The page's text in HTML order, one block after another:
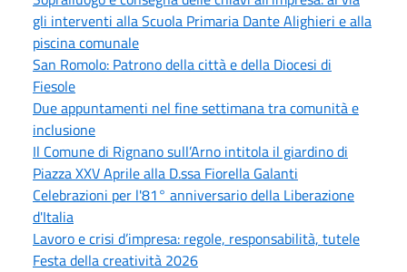
gli interventi alla Scuola Primaria Dante Alighieri e alla
piscina comunale
San Romolo: Patrono della città e della Diocesi di
Fiesole
Due appuntamenti nel fine settimana tra comunità e
inclusione
Il Comune di Rignano sull’Arno intitola il giardino di
Piazza XXV Aprile alla D.ssa Fiorella Galanti
Celebrazioni per l'81° anniversario della Liberazione
d'Italia
Lavoro e crisi d’impresa: regole, responsabilità, tutele
Festa della creatività 2026